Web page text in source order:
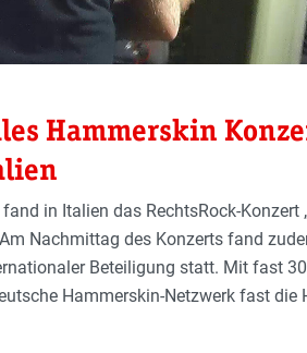
Hammerskin
in Italien das RechtsRock-Konzert
Nachmittag des Konzerts fand
Beteiligung statt. Mit fast
Hammerskin-Netzwerk fast die